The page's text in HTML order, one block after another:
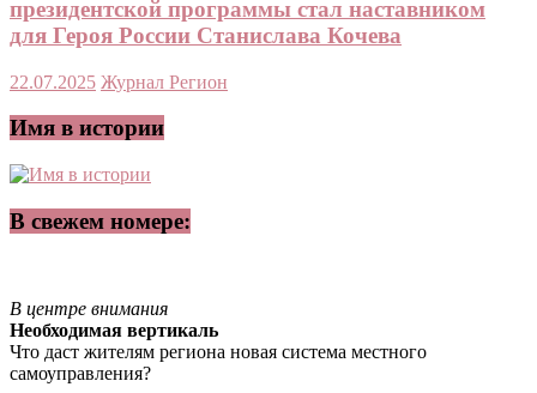
президентской программы стал наставником
для Героя России Станислава Кочева
22.07.2025 Журнал Регион
Имя в истории
В свежем номере:
В центре внимания
Необходимая вертикаль
Что даст жителям региона новая система местного
самоуправления?